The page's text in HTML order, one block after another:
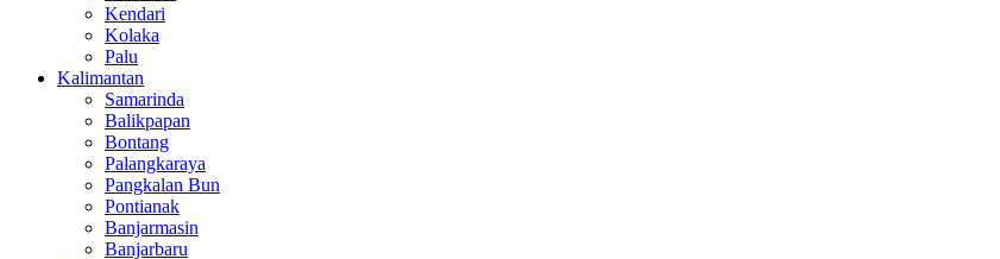
Kendari
Kolaka
Palu
Kalimantan
Samarinda
Balikpapan
Bontang
Palangkaraya
Pangkalan Bun
Pontianak
Banjarmasin
Banjarbaru